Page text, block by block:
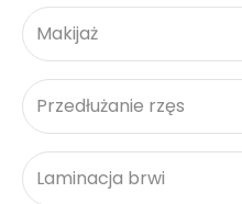
Makijaż
Przedłużanie rzęs
Laminacja brwi